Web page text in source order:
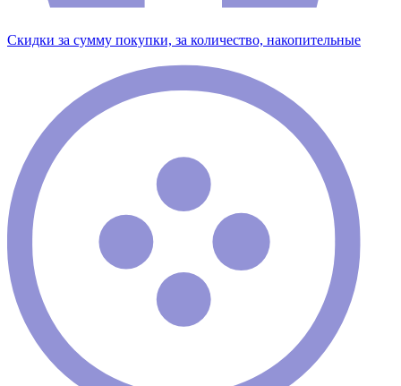
Скидки за сумму покупки, за количество, накопительные